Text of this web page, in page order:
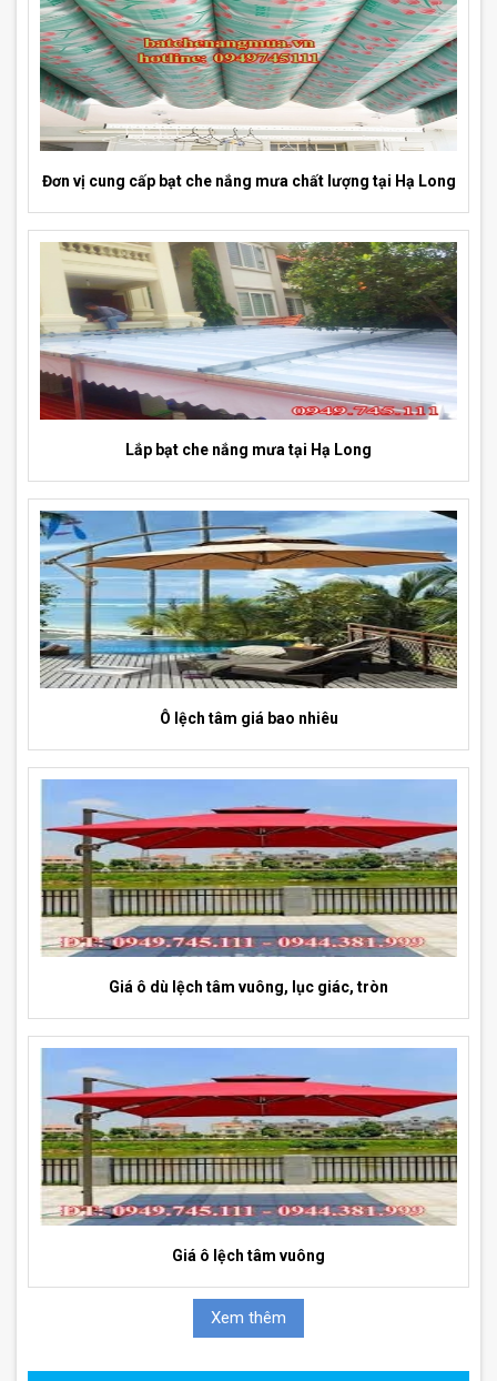
Đơn vị cung cấp bạt che nắng mưa chất lượng tại Hạ Long
Lắp bạt che nắng mưa tại Hạ Long
Ô lệch tâm giá bao nhiêu
Giá ô dù lệch tâm vuông, lục giác, tròn
Giá ô lệch tâm vuông
Xem thêm